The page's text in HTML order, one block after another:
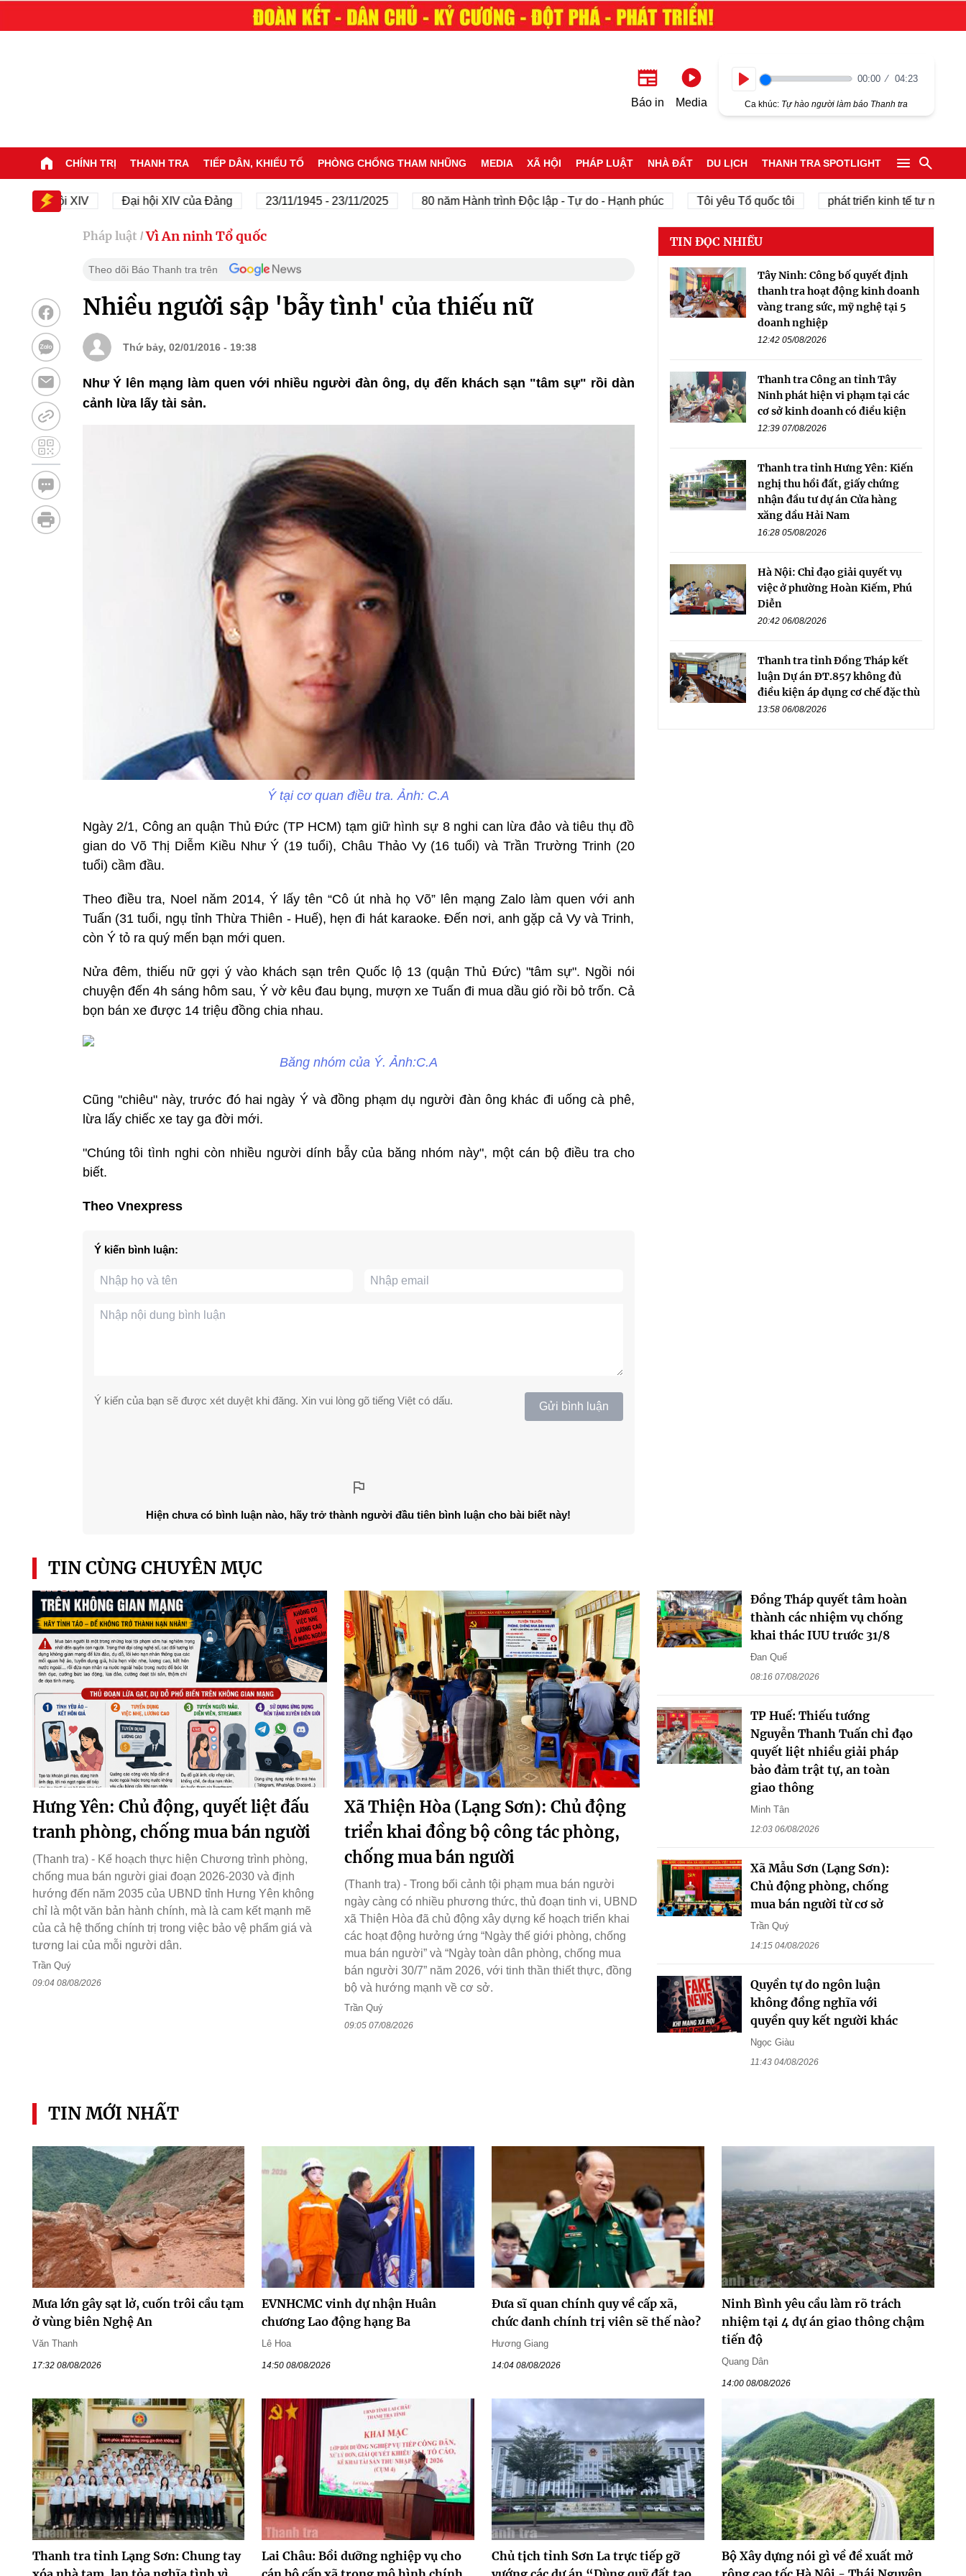
Báo in Media
00:00 04:23
Ca khúc: Tự hào người làm báo Thanh tra
CHÍNH TRỊ THANH TRA TIẾP DÂN, KHIẾU TỐ PHÒNG CHỐNG THAM NHŨNG MEDIA XÃ HỘI PHÁP LUẬT NHÀ ĐẤT DU LỊCH THANH TRA SPOTLIGHT
hội XIV Đại hội XIV của Đảng 23/11/1945 - 23/11/2025 80 năm Hành trình Độc lập - Tự do - Hạnh phúc Tôi yêu Tổ quốc tôi phát triển kinh tế tư nhân
Pháp luật / Vì An ninh Tổ quốc
Theo dõi Báo Thanh tra trên
Nhiều người sập 'bẫy tình' của thiếu nữ
Thứ bảy, 02/01/2016 - 19:38
Như Ý lên mạng làm quen với nhiều người đàn ông, dụ đến khách sạn "tâm sự" rồi dàn
cảnh lừa lấy tài sản.
Ý tại cơ quan điều tra. Ảnh: C.A
Ngày 2/1, Công an quận Thủ Đức (TP HCM) tạm giữ hình sự 8 nghi can lừa đảo và tiêu thụ đồ
gian do Võ Thị Diễm Kiều Như Ý (19 tuổi), Châu Thảo Vy (16 tuổi) và Trần Trường Trinh (20
tuổi) cầm đầu.
Theo điều tra, Noel năm 2014, Ý lấy tên “Cô út nhà họ Võ” lên mạng Zalo làm quen với anh
Tuấn (31 tuổi, ngụ tỉnh Thừa Thiên - Huế), hẹn đi hát karaoke. Đến nơi, anh gặp cả Vy và Trinh,
còn Ý tỏ ra quý mến bạn mới quen.
Nửa đêm, thiếu nữ gợi ý vào khách sạn trên Quốc lộ 13 (quận Thủ Đức) "tâm sự". Ngồi nói
chuyện đến 4h sáng hôm sau, Ý vờ kêu đau bụng, mượn xe Tuấn đi mua dầu gió rồi bỏ trốn. Cả
bọn bán xe được 14 triệu đồng chia nhau.
Băng nhóm của Ý. Ảnh:C.A
Cũng "chiêu" này, trước đó hai ngày Ý và đồng phạm dụ người đàn ông khác đi uống cà phê,
lừa lấy chiếc xe tay ga đời mới.
"Chúng tôi tình nghi còn nhiều người dính bẫy của băng nhóm này", một cán bộ điều tra cho
biết.
Theo Vnexpress
Ý kiến bình luận:
Ý kiến của bạn sẽ được xét duyệt khi đăng. Xin vui lòng gõ tiếng Việt có dấu. Gửi bình luận
Hiện chưa có bình luận nào, hãy trở thành người đầu tiên bình luận cho bài biết này!
TIN ĐỌC NHIỀU
Tây Ninh: Công bố quyết định
thanh tra hoạt động kinh doanh
vàng trang sức, mỹ nghệ tại 5
doanh nghiệp
12:42 05/08/2026
Thanh tra Công an tỉnh Tây
Ninh phát hiện vi phạm tại các
cơ sở kinh doanh có điều kiện
12:39 07/08/2026
Thanh tra tỉnh Hưng Yên: Kiến
nghị thu hồi đất, giấy chứng
nhận đầu tư dự án Cửa hàng
xăng dầu Hải Nam
16:28 05/08/2026
Hà Nội: Chỉ đạo giải quyết vụ
việc ở phường Hoàn Kiếm, Phú
Diễn
20:42 06/08/2026
Thanh tra tỉnh Đồng Tháp kết
luận Dự án ĐT.857 không đủ
điều kiện áp dụng cơ chế đặc thù
13:58 06/08/2026
TIN CÙNG CHUYÊN MỤC
Hưng Yên: Chủ động, quyết liệt đấu
tranh phòng, chống mua bán người
(Thanh tra) - Kế hoạch thực hiện Chương trình phòng,
chống mua bán người giai đoạn 2026-2030 và định
hướng đến năm 2035 của UBND tỉnh Hưng Yên không
chỉ là một văn bản hành chính, mà là cam kết mạnh mẽ
của cả hệ thống chính trị trong việc bảo vệ phẩm giá và
tương lai của mỗi người dân.
Trần Quý
09:04 08/08/2026
Xã Thiện Hòa (Lạng Sơn): Chủ động
triển khai đồng bộ công tác phòng,
chống mua bán người
(Thanh tra) - Trong bối cảnh tội phạm mua bán người
ngày càng có nhiều phương thức, thủ đoạn tinh vi, UBND
xã Thiện Hòa đã chủ động xây dựng kế hoạch triển khai
các hoạt động hưởng ứng “Ngày thế giới phòng, chống
mua bán người” và “Ngày toàn dân phòng, chống mua
bán người 30/7” năm 2026, với tinh thần thiết thực, đồng
bộ và hướng mạnh về cơ sở.
Trần Quý
09:05 07/08/2026
Đồng Tháp quyết tâm hoàn
thành các nhiệm vụ chống
khai thác IUU trước 31/8
Đan Quế
08:16 07/08/2026
TP Huế: Thiếu tướng
Nguyễn Thanh Tuấn chỉ đạo
quyết liệt nhiều giải pháp
bảo đảm trật tự, an toàn
giao thông
Minh Tân
12:03 06/08/2026
Xã Mẫu Sơn (Lạng Sơn):
Chủ động phòng, chống
mua bán người từ cơ sở
Trần Quý
14:15 04/08/2026
Quyền tự do ngôn luận
không đồng nghĩa với
quyền quy kết người khác
Ngọc Giàu
11:43 04/08/2026
TIN MỚI NHẤT
Mưa lớn gây sạt lở, cuốn trôi cầu tạm
ở vùng biên Nghệ An
Văn Thanh
17:32 08/08/2026
EVNHCMC vinh dự nhận Huân
chương Lao động hạng Ba
Lê Hoa
14:50 08/08/2026
Đưa sĩ quan chính quy về cấp xã,
chức danh chính trị viên sẽ thế nào?
Hương Giang
14:04 08/08/2026
Ninh Bình yêu cầu làm rõ trách
nhiệm tại 4 dự án giao thông chậm
tiến độ
Quang Dân
14:00 08/08/2026
Thanh tra tỉnh Lạng Sơn: Chung tay
Lai Châu: Bồi dưỡng nghiệp vụ cho
Chủ tịch tỉnh Sơn La trực tiếp gỡ
Bộ Xây dựng nói gì về đề xuất mở